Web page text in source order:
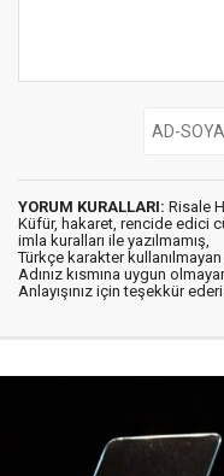
YORUM KURALLARI: Risale
Küfür, hakaret, rencide edici
imla kuralları ile yazılmamış,
Türkçe karakter kullanılmayan
Adınız kısmına uygun
Anlayışınız için teşekkür